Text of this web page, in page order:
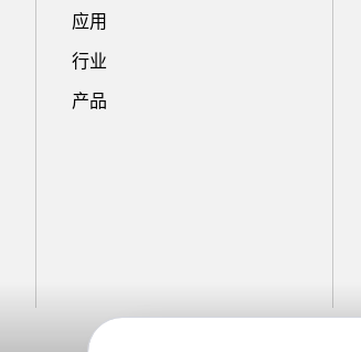
应用
行业
产品